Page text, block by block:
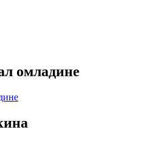
омладине